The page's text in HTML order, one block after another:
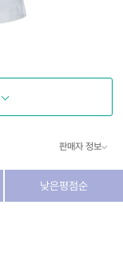
판매자 정보
낮은평점순